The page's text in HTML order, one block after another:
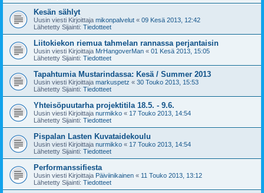
Kesän sählyt
Uusin viesti Kirjoittaja mikonpalvelut « 09 Kesä 2013, 12:42
Lähetetty Sijainti: Tiedotteet
Liitokiekon riemua tahmelan rannassa perjantaisin
Uusin viesti Kirjoittaja MrHangoverMan « 01 Kesä 2013, 15:05
Lähetetty Sijainti: Tiedotteet
Tapahtumia Mustarindassa: Kesä / Summer 2013
Uusin viesti Kirjoittaja markuspetz « 30 Touko 2013, 15:53
Lähetetty Sijainti: Tiedotteet
Yhteisöpuutarha projektitila 18.5. - 9.6.
Uusin viesti Kirjoittaja nurmikko « 17 Touko 2013, 14:54
Lähetetty Sijainti: Tiedotteet
Pispalan Lasten Kuvataidekoulu
Uusin viesti Kirjoittaja nurmikko « 17 Touko 2013, 14:54
Lähetetty Sijainti: Tiedotteet
Performanssifiesta
Uusin viesti Kirjoittaja Päiviinikainen « 11 Touko 2013, 13:12
Lähetetty Sijainti: Tiedotteet